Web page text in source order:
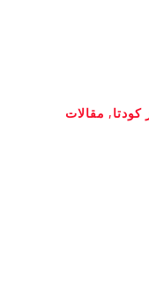
, مقالات